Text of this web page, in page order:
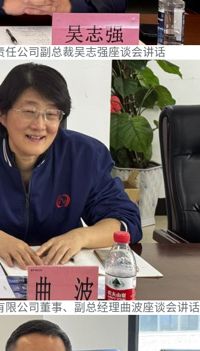
任公司副总裁吴志强座谈会讲话
公司董事、副总经理曲波座谈会讲话